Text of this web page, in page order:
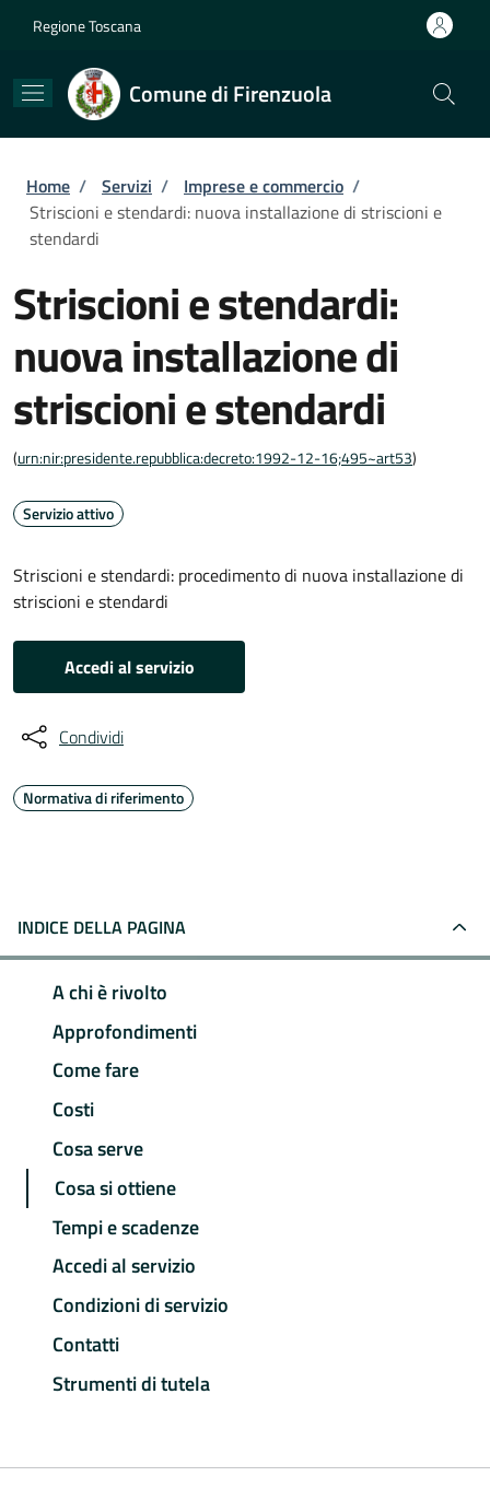
Regione Toscana
Comune di Firenzuola
Briciole di pane
Home / Servizi / Imprese e commercio /
Striscioni e stendardi: nuova installazione di striscioni e
stendardi
Striscioni e stendardi:
nuova installazione di
striscioni e stendardi
(urn:nir:presidente.repubblica:decreto:1992-12-16;495~art53)
Servizio attivo
Striscioni e stendardi: procedimento di nuova installazione di
striscioni e stendardi
Accedi al servizio
Condividi
Normativa di riferimento
INDICE DELLA PAGINA
A chi è rivolto
Approfondimenti
Come fare
Costi
Cosa serve
Cosa si ottiene
Tempi e scadenze
Accedi al servizio
Condizioni di servizio
Contatti
Strumenti di tutela